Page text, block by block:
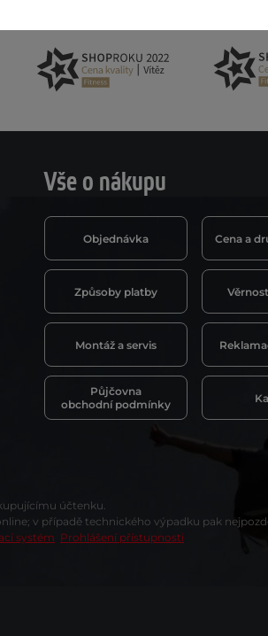
Vše o nákupu
Objednávka Cena a
Způsoby platby
Montáž a servis
Půjčovna
obchodní podmínky
účtenku.
v případě technického výpadku pak
systém Prohlášení přístupnosti